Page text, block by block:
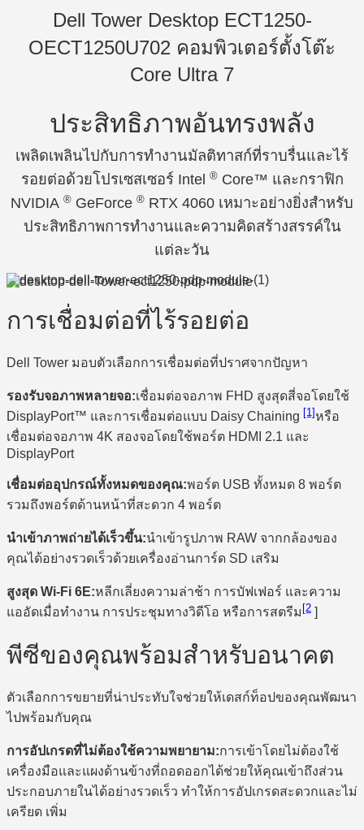
Dell Tower Desktop ECT1250-
OECT1250U702 คอมพิวเตอร์ตั้งโต๊ะ
Core Ultra 7
ประสิทธิภาพอันทรงพลัง
เพลิดเพลินไปกับการทำงานมัลติทาสก์ที่ราบรื่นและไร้
รอยต่อด้วยโปรเซสเซอร์ Intel ®Core™ และกราฟิก
NVIDIA ® GeForce ® RTX 4060 เหมาะอย่างยิ่งสำหรับ
ประสิทธิภาพการทำงานและความคิดสร้างสรรค์ใน
แต่ละวัน
การเชื่อมต่อที่ไร้รอยต่อ
Dell Tower มอบตัวเลือกการเชื่อมต่อที่ปราศจากปัญหา
รองรับจอภาพหลายจอ:เชื่อมต่อจอภาพ FHD สูงสุดสี่จอโดยใช้
DisplayPort™ และการเชื่อมต่อแบบ Daisy Chaining [1]หรือ
เชื่อมต่อจอภาพ 4K สองจอโดยใช้พอร์ต HDMI 2.1 และ
DisplayPort
เชื่อมต่ออุปกรณ์ทั้งหมดของคุณ:พอร์ต USB ทั้งหมด 8 พอร์ต
รวมถึงพอร์ตด้านหน้าที่สะดวก 4 พอร์ต
นำเข้าภาพถ่ายได้เร็วขึ้น:นำเข้ารูปภาพ RAW จากกล้องของ
คุณได้อย่างรวดเร็วด้วยเครื่องอ่านการ์ด SD เสริม
สูงสุด Wi-Fi 6E:หลีกเลี่ยงความล่าช้า การบัฟเฟอร์ และความ
แออัดเมื่อทำงาน การประชุมทางวิดีโอ หรือการสตรีม [2 ]
พีซีของคุณพร้อมสำหรับอนาคต
ตัวเลือกการขยายที่น่าประทับใจช่วยให้เดสก์ท็อปของคุณพัฒนา
ไปพร้อมกับคุณ
การอัปเกรดที่ไม่ต้องใช้ความพยายาม:การเข้าโดยไม่ต้องใช้
เครื่องมือและแผงด้านข้างที่ถอดออกได้ช่วยให้คุณเข้าถึงส่วน
ประกอบภายในได้อย่างรวดเร็ว ทำให้การอัปเกรดสะดวกและไม่
เครียด เพิ่ม